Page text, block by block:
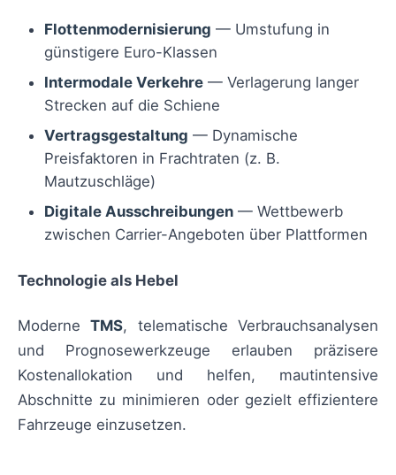
Flottenmodernisierung — Umstufung in
günstigere Euro-Klassen
Intermodale Verkehre — Verlagerung langer
Strecken auf die Schiene
Vertragsgestaltung — Dynamische
Preisfaktoren in Frachtraten (z. B.
Mautzuschläge)
Digitale Ausschreibungen — Wettbewerb
zwischen Carrier-Angeboten über Plattformen
Technologie als Hebel
ModerneTMS, telematische Verbrauchsanalysen
und Prognosewerkzeuge erlauben präzisere
Kostenallokation und helfen, mautintensive
Abschnitte zu minimieren oder gezielt effizientere
Fahrzeuge einzusetzen.